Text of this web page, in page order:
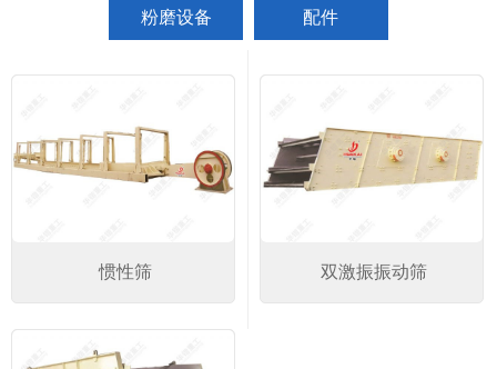
粉磨设备 配件
惯性筛 双激振振动筛